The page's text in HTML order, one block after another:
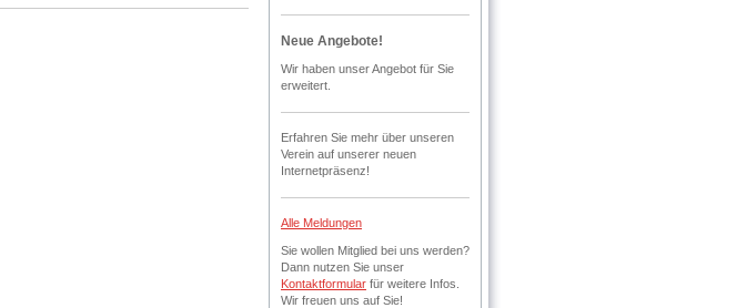
Neue Angebote!
Wir haben unser Angebot für Sie
erweitert.
Erfahren Sie mehr über unseren
Verein auf unserer neuen
Internetpräsenz!
Alle Meldungen
Sie wollen Mitglied bei uns werden?
Dann nutzen Sie unser
Kontaktformular für weitere Infos.
Wir freuen uns auf Sie!